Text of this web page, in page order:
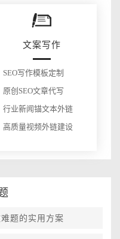
文案写作
SEO写作模板定制
原创SEO文章代写
行业新闻锚文本外链
高质量视频外链建设
题的实用方案